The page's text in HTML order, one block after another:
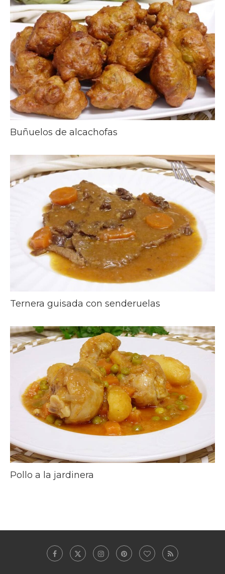
Buñuelos de alcachofas
Ternera guisada con senderuelas
Pollo a la jardinera